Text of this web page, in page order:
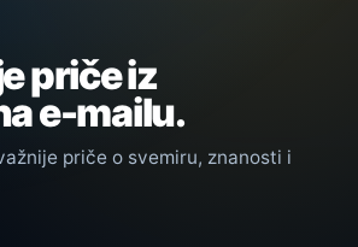
priče iz
e-mailu.
priče o svemiru, znanosti i